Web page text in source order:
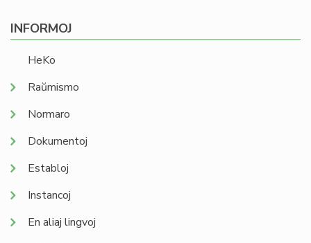
INFORMOJ
HeKo
Raŭmismo
Normaro
Dokumentoj
Establoj
Instancoj
En aliaj lingvoj